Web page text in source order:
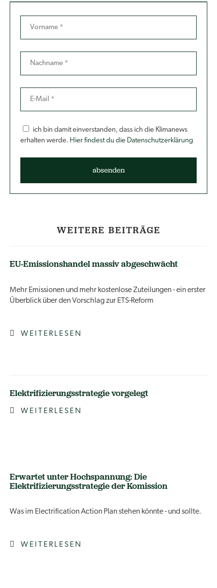
ich bin damit einverstanden, dass ich die Klimanews
erhalten werde. Hier findest du die Datenschutzerklärung
WEITERE BEITRÄGE
EU-Emissionshandel massiv abgeschwächt
Mehr Emissionen und mehr kostenlose Zuteilungen - ein erster
Überblick über den Vorschlag zur ETS-Reform
WEITERLESEN
Elektrifizierungsstrategie vorgelegt
WEITERLESEN
Erwartet unter Hochspannung: Die
Elektrifizierungsstrategie der Komission
Was im Electrification Action Plan stehen könnte - und sollte.
WEITERLESEN